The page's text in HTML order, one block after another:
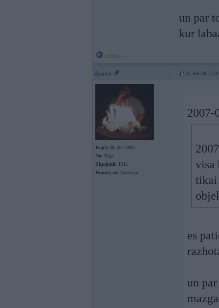
un par
kur
daavo 22. Feb 2007,
Kopš: 08. Jan 2005
No: Rīga
Ziņojumi: 1911
Braucu ar: Tramvaju
2007-
visa
tikai
es
un